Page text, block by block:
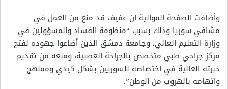
وأضافت الصفحة الموالية أن عفيف قد منع من العمل في
مشافي سوريا وذلك بسبب “منظومة الفساد والمسؤولين في
وزارة التعليم العالي، وجامعة دمشق الذين أضاعوا جهوده لفتح
مركز جراحي طبي متخصص بالجراحة العصبية، ومنعه من تقديم
خبرته العالية في اختصاصه للسوريين بشكل كيدي وممنهج
واتهامه بالهروب من الوطن”.